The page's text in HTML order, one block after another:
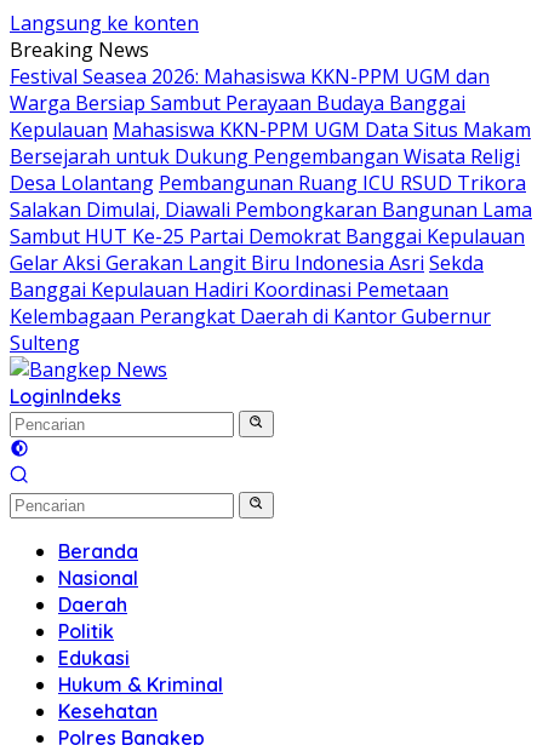
Langsung ke konten
Breaking News
Festival Seasea 2026: Mahasiswa KKN-PPM UGM dan
Warga Bersiap Sambut Perayaan Budaya Banggai
Kepulauan Mahasiswa KKN-PPM UGM Data Situs Makam
Bersejarah untuk Dukung Pengembangan Wisata Religi
Desa Lolantang Pembangunan Ruang ICU RSUD Trikora
Salakan Dimulai, Diawali Pembongkaran Bangunan Lama
Sambut HUT Ke-25 Partai Demokrat Banggai Kepulauan
Gelar Aksi Gerakan Langit Biru Indonesia Asri Sekda
Banggai Kepulauan Hadiri Koordinasi Pemetaan
Kelembagaan Perangkat Daerah di Kantor Gubernur
Sulteng
LoginIndeks
Beranda
Nasional
Daerah
Politik
Edukasi
Hukum & Kriminal
Kesehatan
Polres Bangkep